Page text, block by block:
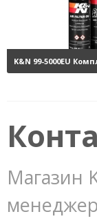
K&N 99-5000EU
Магазин